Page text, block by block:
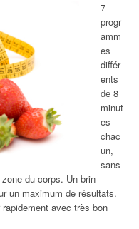
7
progr
amm
es
différ
ents
de 8
minut
es
chac
un,
sans
du corps. Un brin
un maximum de résultats.
avec très bon